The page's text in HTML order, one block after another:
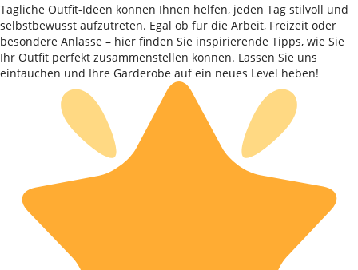
Tägliche Outfit-Ideen können Ihnen helfen, jeden Tag stilvoll und
selbstbewusst aufzutreten. Egal ob für die Arbeit, Freizeit oder
besondere Anlässe – hier finden Sie inspirierende Tipps, wie Sie
Ihr Outfit perfekt zusammenstellen können. Lassen Sie uns
eintauchen und Ihre Garderobe auf ein neues Level heben!